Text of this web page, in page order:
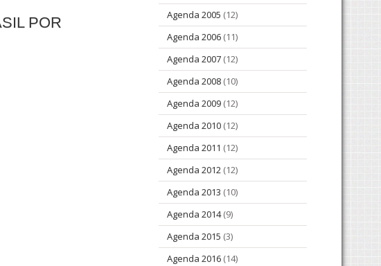
POR
Agenda 2005 (12)
Agenda 2006 (11)
Agenda 2007 (12)
Agenda 2008 (10)
Agenda 2009 (12)
Agenda 2010 (12)
Agenda 2011 (12)
Agenda 2012 (12)
Agenda 2013 (10)
Agenda 2014(9)
Agenda 2015 (3)
Agenda 2016 (14)